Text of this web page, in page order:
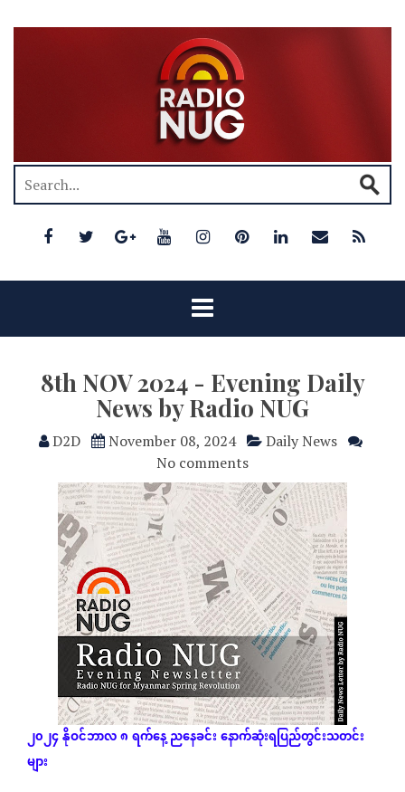
8th NOV 2024 - Evening Daily
News by Radio NUG
D2D November 08, 2024
Daily News
No comments
၂၀၂၄နိုဝင်ဘာလ၈ရက်နေ့ညနေခင်းနောက်ဆုံးရပြည်တွင်းသတင်း
များ